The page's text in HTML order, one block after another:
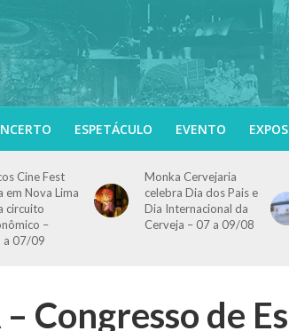
ESPETÁCULO EVENTO
Cine Fest
em Nova Lima
circuito
–
a 07/09
Monka Cervejaria
celebra Dia dos Pais e
Dia Internacional da
Cerveja – 07 a 09/08
Congresso de